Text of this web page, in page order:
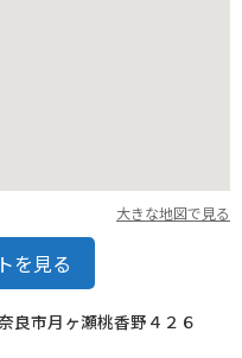
大きな地図で見る
を見る
良市月ヶ瀬桃香野４２６